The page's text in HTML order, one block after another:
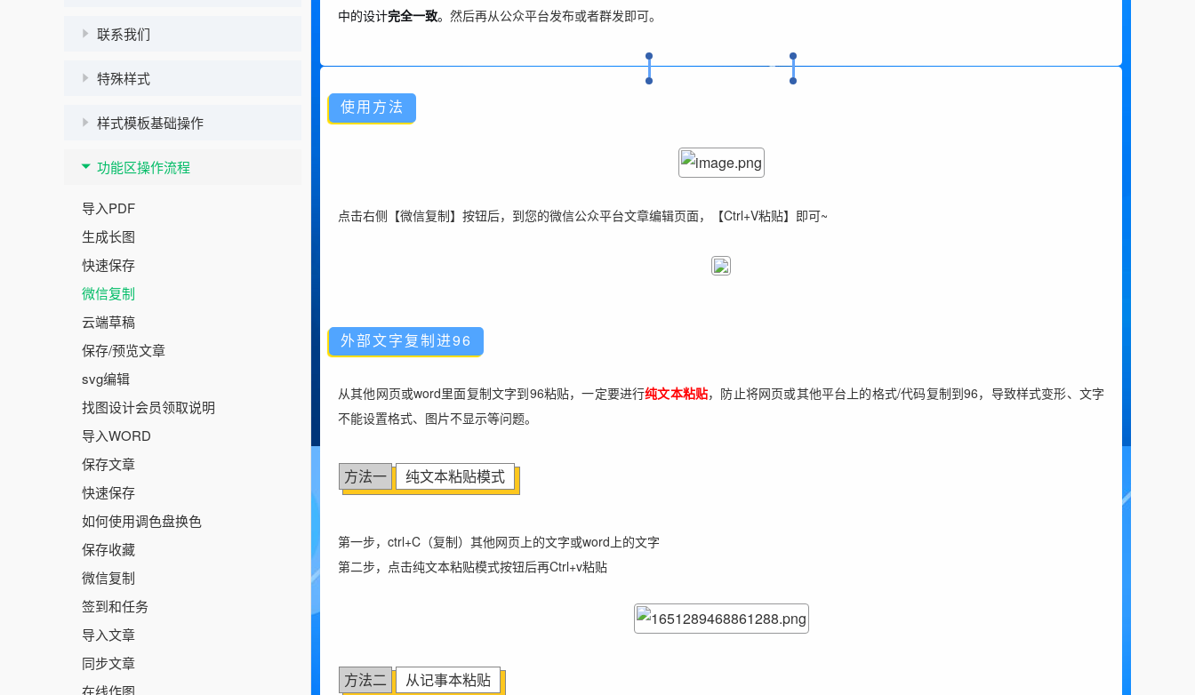
联系我们
特殊样式
样式模板基础操作
功能区操作流程
导入PDF
生成长图
快速保存
微信复制
云端草稿
保存/预览文章
svg编辑
找图设计会员领取说明
导入WORD
保存文章
快速保存
如何使用调色盘换色
保存收藏
微信复制
签到和任务
导入文章
同步文章
在线作图
中的设计完全一致。 然后再从公众平台发布或者群发即可。
使用方法
点击右侧【微信复制】按钮后，到您的微信公众平台文章编辑页面，【Ctrl+V粘贴】即可~
外部文字复制进96
从其他网页或word里面复制文字到96粘贴，一定要进行纯文本粘贴，防止将网页或其他平台上的格式/代码复制到96，导致样式变形、文字
不能设置格式、图片不显示等问题。
方法一 纯文本粘贴模式
第一步，ctrl+C（复制）其他网页上的文字或word上的文字
第二步，点击纯文本粘贴模式按钮后再Ctrl+v粘贴
方法二 从记事本粘贴